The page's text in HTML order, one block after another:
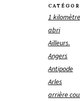
1 kilomètre
abri
Ailleurs.
Angers
Antipode
Arles
arrière